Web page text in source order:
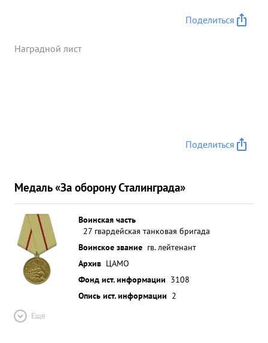
Поделиться
Наградной лист
Поделиться
Медаль «За оборону Сталинграда»
Воинская часть
27 гвардейская танковая бригада
Воинское звание гв. лейтенант
Архив ЦАМО
Фонд ист. информации 3108
Опись ист. информации 2
Ещё